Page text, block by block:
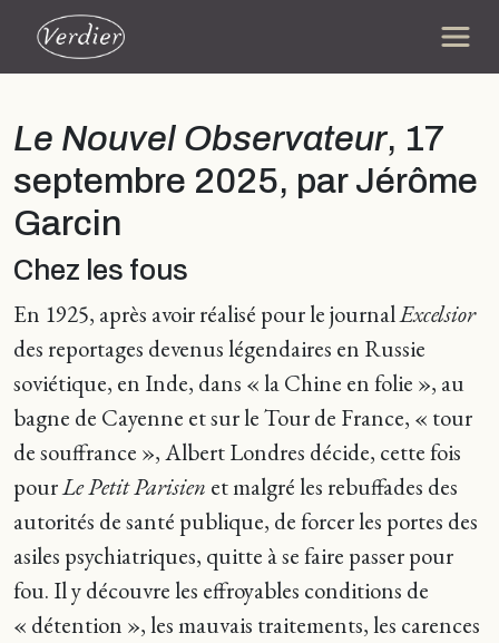
Le Nouvel Observateur, 17
septembre 2025, par Jérôme
Garcin
Chez les fous
En 1925, après avoir réalisé pour le journalExcelsior
des reportages devenus légendaires en Russie
soviétique, en Inde, dans « la Chine en folie », au
bagne de Cayenne et sur le Tour de France, « tour
de souffrance », Albert Londres décide, cette fois
pourLe Petit Parisien et malgré les rebuffades des
autorités de santé publique, de forcer les portes des
asiles psychiatriques, quitte à se faire passer pour
fou. Il y découvre les effroyables conditions de
« détention », les mauvais traitements, les carences